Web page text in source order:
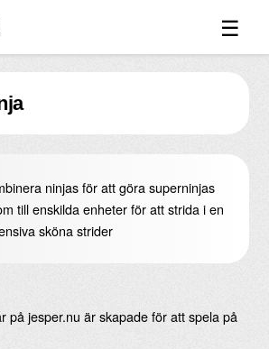
☰
ninjas för att göra superninjas
till enskilda enheter för att strida i en
sköna strider
på jesper.nu är skapade för att spela på